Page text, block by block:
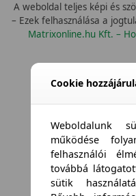
A weboldal teljes képi és
– Ezek felhasználása a
Matrixonline.hu Kft. –
Cookie
Weboldalunk
működése
felhasználói
továbbá
sütik
Összes vízállóság